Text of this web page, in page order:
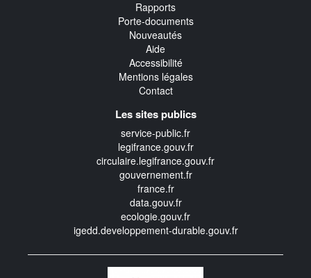
Rapports
Porte-documents
Nouveautés
Aide
Accessibilité
Mentions légales
Contact
Les sites publics
service-public.fr
legifrance.gouv.fr
circulaire.legifrance.gouv.fr
gouvernement.fr
france.fr
data.gouv.fr
ecologie.gouv.fr
igedd.developpement-durable.gouv.fr